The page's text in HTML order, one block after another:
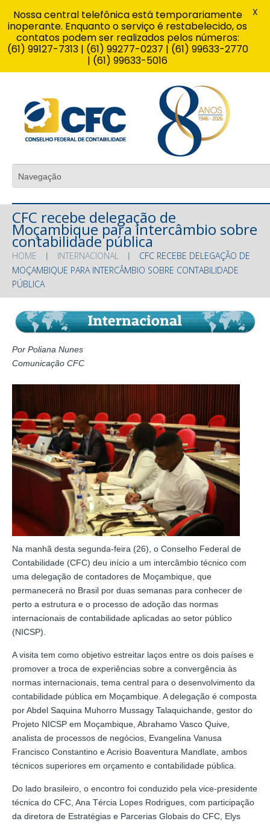
CFC recebe delegação de
Moçambique para intercâmbio sobre
contabilidade pública
HOME INTERNACIONAL
CFC RECEBE DELEGAÇÃO DE
MOÇAMBIQUE PARA INTERCÂMBIO SOBRE CONTABILIDADE
PÚBLICA
Por Poliana Nunes
Comunicação CFC
Na manhã desta segunda-feira (26), o Conselho Federal de
Contabilidade (CFC) deu início a um intercâmbio técnico com
uma delegação de contadores de Moçambique, que
permanecerá no Brasil por duas semanas para conhecer de
perto a estrutura e o processo de adoção das normas
internacionais de contabilidade aplicadas ao setor público
(NICSP).
A visita tem como objetivo estreitar laços entre os dois países e
promover a troca de experiências sobre a convergência às
normas internacionais, tema central para o desenvolvimento da
contabilidade pública em Moçambique. A delegação é composta
por Abdel Saquina Muhorro Mussagy Talaquichande, gestor do
Projeto NICSP em Moçambique, Abrahamo Vasco Quive,
analista de processos de negócios, Evangelina Vanusa
Francisco Constantino e Acrisio Boaventura Mandlate, ambos
técnicos superiores em orçamento e contabilidade pública.
Do lado brasileiro, o encontro foi conduzido pela vice-presidente
técnica do CFC, Ana Tércia Lopes Rodrigues, com participação
da diretora de Estratégias e Parcerias Globais do CFC, Elys
Nossa central telefônica está temporariamente
inoperante. Enquanto o serviço é restabelecido, os
contatos podem ser realizados pelos números:
(61) 99127-7313 | (61) 99277-0237 | (61) 99633-2770
| (61) 99633-5016
X